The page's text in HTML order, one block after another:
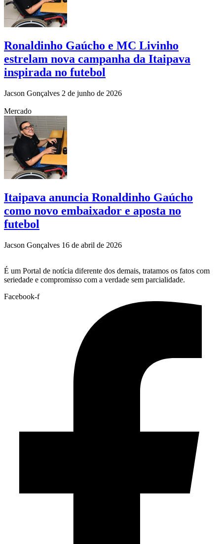
Ronaldinho Gaúcho e MC Livinho
estrelam nova campanha da Itaipava
inspirada no futebol
Jacson Gonçalves 2 de junho de 2026
Mercado
Itaipava anuncia Ronaldinho Gaúcho
como novo embaixador e aposta no
futebol
Jacson Gonçalves 16 de abril de 2026
É um Portal de notícia diferente dos demais, tratamos os fatos com
seriedade e compromisso com a verdade sem parcialidade.
Facebook-f